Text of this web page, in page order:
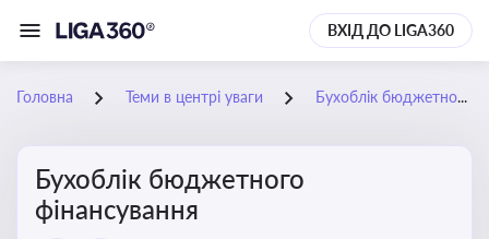
ВХІД ДО LIGA360
Головна Теми в центрі уваги Бухоблік бюджетного фінансування
Бухоблік бюджетного
фінансування